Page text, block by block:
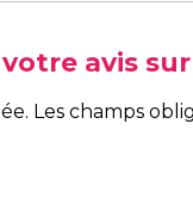
avis
Les champs